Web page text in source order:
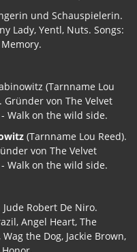
und Schauspielerin.
Lady, Yentl, Nuts. Songs:
(Tarnname Lou Reed).
von The Velvet
Walk on the wild side.